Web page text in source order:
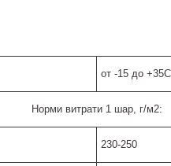
от -15 до +35С.
Норми витрати 1 шар, г/м2:
230-250